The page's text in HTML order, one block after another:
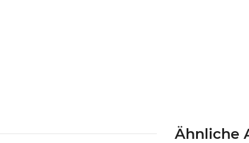
Ähnliche